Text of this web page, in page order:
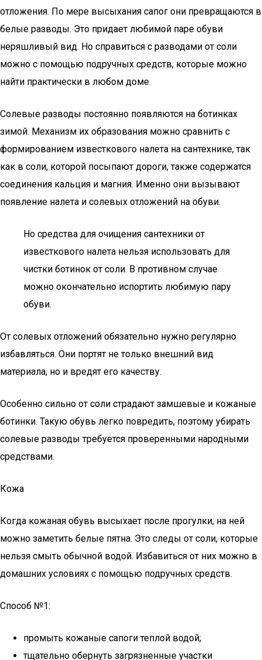
отложения. По мере высыхания сапог они превращаются в
белые разводы. Это придает любимой паре обуви
неряшливый вид. Но справиться с разводами от соли
можно с помощью подручных средств, которые можно
найти практически в любом доме.
Солевые разводы постоянно появляются на ботинках
зимой. Механизм их образования можно сравнить с
формированием известкового налета на сантехнике, так
как в соли, которой посыпают дороги, также содержатся
соединения кальция и магния. Именно они вызывают
появление налета и солевых отложений на обуви.
Но средства для очищения сантехники от
известкового налета нельзя использовать для
чистки ботинок от соли. В противном случае
можно окончательно испортить любимую пару
обуви.
От солевых отложений обязательно нужно регулярно
избавляться. Они портят не только внешний вид
материала, но и вредят его качеству.
Особенно сильно от соли страдают замшевые и кожаные
ботинки. Такую обувь легко повредить, поэтому убирать
солевые разводы требуется проверенными народными
средствами.
Кожа
Когда кожаная обувь высыхает после прогулки, на ней
можно заметить белые пятна. Это следы от соли, которые
нельзя смыть обычной водой. Избавиться от них можно в
домашних условиях с помощью подручных средств.
Способ №1:
промыть кожаные сапоги теплой водой;
тщательно обернуть загрязненные участки